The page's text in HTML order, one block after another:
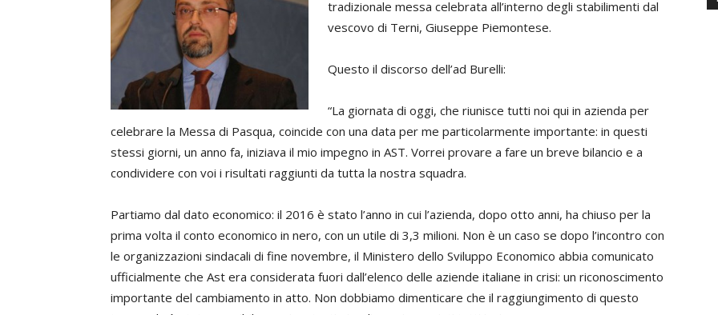
tradizionale messa celebrata all’interno degli stabilimenti dal
vescovo di Terni, Giuseppe Piemontese.
Questo il discorso dell’ad Burelli:
“La giornata di oggi, che riunisce tutti noi qui in azienda per
celebrare la Messa di Pasqua, coincide con una data per me particolarmente importante: in questi
stessi giorni, un anno fa, iniziava il mio impegno in AST. Vorrei provare a fare un breve bilancio e a
condividere con voi i risultati raggiunti da tutta la nostra squadra.
Partiamo dal dato economico: il 2016 è stato l’anno in cui l’azienda, dopo otto anni, ha chiuso per la
prima volta il conto economico in nero, con un utile di 3,3 milioni. Non è un caso se dopo l’incontro con
le organizzazioni sindacali di fine novembre, il Ministero dello Sviluppo Economico abbia comunicato
ufficialmente che Ast era considerata fuori dall’elenco delle aziende italiane in crisi: un riconoscimento
importante del cambiamento in atto. Non dobbiamo dimenticare che il raggiungimento di questo